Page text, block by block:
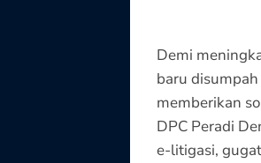
Demi
baru
memberikan
DPC Peradi
e-litigasi,